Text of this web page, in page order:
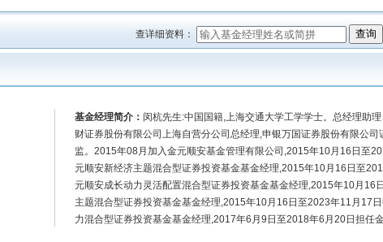
查详细资料：
基金经理简介： 闵杭先生:中国国籍,上海交通大学工学学士。总经理助
财证券股份有限公司上海自营分公司总经理,申银万国证券股份有限公司
监。2015年08月加入金元顺安基金管理有限公司,2015年10月16日至
元顺安新经济主题混合型证券投资基金基金经理,2015年10月16日至
元顺安成长动力灵活配置混合型证券投资基金基金经理,2015年10月16
主题混合型证券投资基金基金经理,2015年10月16日至2023年11月17
力混合型证券投资基金基金经理,2017年6月9日至2018年6月20日担任